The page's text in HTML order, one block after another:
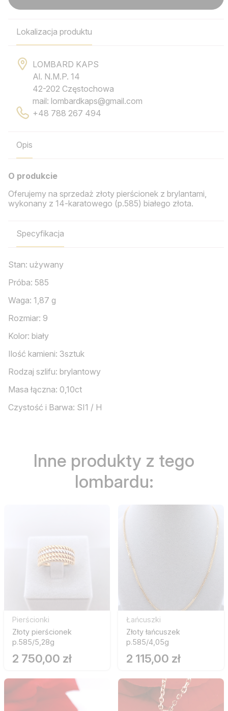
Lokalizacja produktu
LOMBARD KAPS
Al. N.M.P. 14
42-202 Częstochowa
mail: lombardkaps@gmail.com
+48 788 267 494
Opis
O produkcie
Oferujemy na sprzedaż złoty pierścionek z brylantami,
wykonany z 14-karatowego (p.585) białego złota.
Specyfikacja
Stan: używany
Próba: 585
Waga: 1,87 g
Rozmiar: 9
Kolor: biały
Ilość kamieni: 3sztuk
Rodzaj szlifu: brylantowy
Masa łączna: 0,10ct
Czystość i Barwa: SI1 / H
Inne produkty z tego
lombardu:
Pierścionki
Złoty pierścionek
p.585/5,28g
2 750,00 zł
Łańcuszki
Złoty łańcuszek
p.585/4,05g
2 115,00 zł